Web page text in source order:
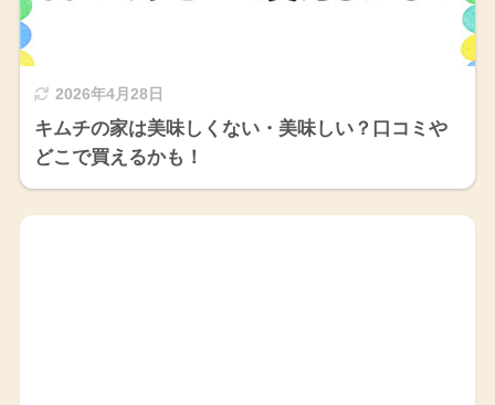
2026年4月28日
キムチの家は美味しくない・美味しい？口コミや
どこで買えるかも！